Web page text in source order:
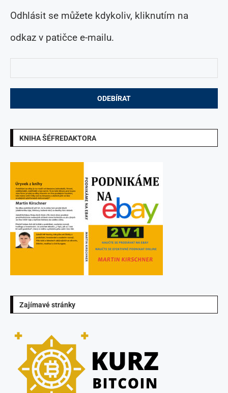
Odhlásit se můžete kdykoliv, kliknutím na
odkaz v patičce e-mailu.
KNIHA ŠÉFREDAKTORA
Zajímavé stránky